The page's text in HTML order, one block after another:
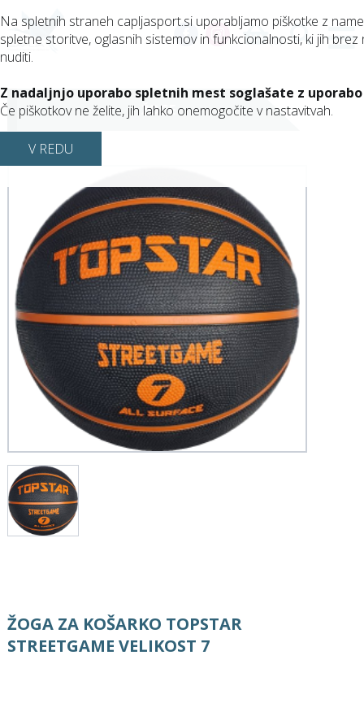
(0)
ŽOGE
ŽOGA ZA KOŠARKO TOPSTAR
STREETGAME VELIKOST 7
Na spletnih straneh capljasport.si uporabljamo piškotke z
spletne storitve, oglasnih sistemov in funkcionalnosti, ki jih brez
nuditi.
Z nadaljnjo uporabo spletnih mest soglašate z
Če piškotkov ne želite, jih lahko onemogočite v nastavitvah.
V REDU